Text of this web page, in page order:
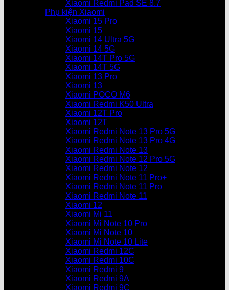
Xiaomi Redmi Pad SE 8.7
Phụ kiện Xiaomi
Xiaomi 15 Pro
Xiaomi 15
Xiaomi 14 Ultra 5G
Xiaomi 14 5G
Xiaomi 14T Pro 5G
Xiaomi 14T 5G
Xiaomi 13 Pro
Xiaomi 13
Xiaomi POCO M6
Xiaomi Redmi K50 Ultra
Xiaomi 12T Pro
Xiaomi 12T
Xiaomi Redmi Note 13 Pro 5G
Xiaomi Redmi Note 13 Pro 4G
Xiaomi Redmi Note 13
Xiaomi Redmi Note 12 Pro 5G
Xiaomi Redmi Note 12
Xiaomi Redmi Note 11 Pro+
Xiaomi Redmi Note 11 Pro
Xiaomi Redmi Note 11
Xiaomi 12
Xiaomi Mi 11
Xiaomi Mi Note 10 Pro
Xiaomi Mi Note 10
Xiaomi Mi Note 10 Lite
Xiaomi Redmi 12C
Xiaomi Redmi 10C
Xiaomi Redmi 9
Xiaomi Redmi 9A
Xiaomi Redmi 9C